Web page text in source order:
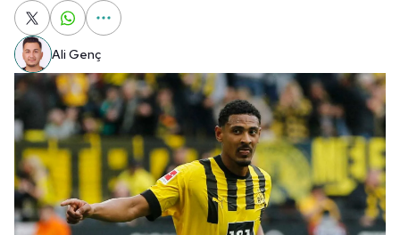
Ali Genç